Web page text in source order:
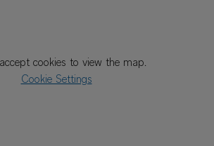
cookies to view the map.
Cookie Settings